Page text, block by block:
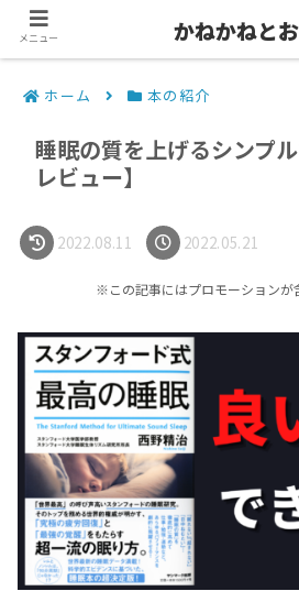
ホーム 本の紹介
睡眠の質を上げるシンプ
レビュー】
2022.08.11 2022.05.21
※この記事にはプロモーションが
メニュー かねかねと